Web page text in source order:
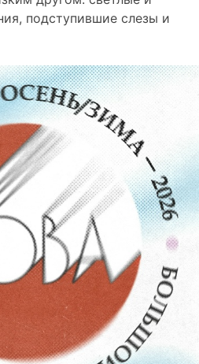
подступившие слезы и